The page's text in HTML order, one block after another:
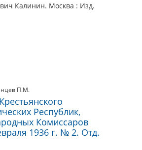
Калинин. Москва : Изд.
П.М.
Республик,
Комиссаров
1936 г. № 2. Отд.